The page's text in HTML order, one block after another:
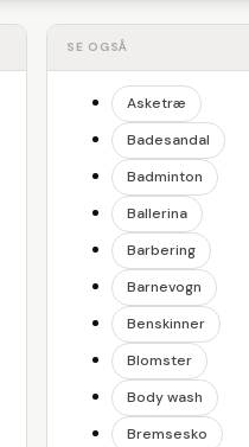
SE OGSÅ
Asketræ
Badesandal
Badminton
Ballerina
Barbering
Barnevogn
Benskinner
Blomster
Body wash
Bremsesko